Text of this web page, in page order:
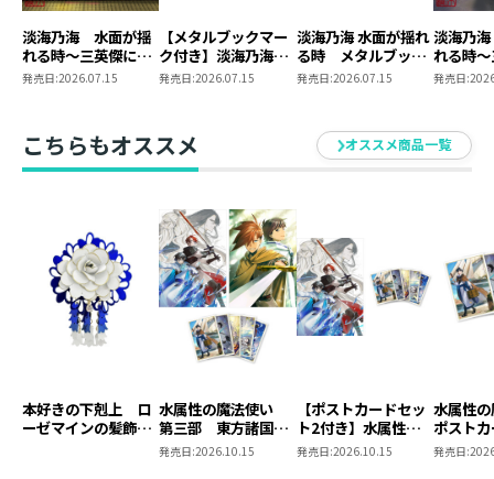
淡海乃海 水面が揺
れる時～三英傑に嫌
われた不運な男、朽
発売日:2026.07.15
【メタルブックマー
ク付き】淡海乃海
水面が揺れる時～三
発売日:2026.07.15
淡海乃海 水面が揺れ
る時 メタルブック
マーク
発売日:2026.07.15
淡海乃
れる時
われた
発売日:
こちらもオススメ オススメ商品一覧
本好きの下剋上 ロ
ーゼマインの髪飾り
水属性の魔法使い
第三部 東方諸国編
8 同時発売まとめ
買いセット
発売日:2026.10.15
【ポストカードセッ
ト2付き】水属性の
魔法使い 第三部
東方諸国編8
発売日:2026.10.15
水属性
ポスト
2
発売日: